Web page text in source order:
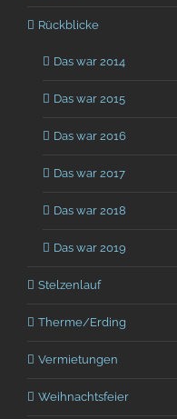
Rückblicke
Das war 2014
Das war 2015
Das war 2016
Das war 2017
Das war 2018
Das war 2019
Stelzenlauf
Therme/Erding
Vermietungen
Weihnachtsfeier